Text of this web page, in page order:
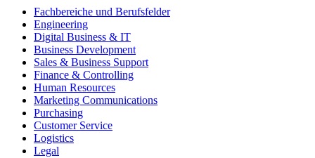
Fachbereiche und Berufsfelder
Engineering
Digital Business & IT
Business Development
Sales & Business Support
Finance & Controlling
Human Resources
Marketing Communications
Purchasing
Customer Service
Logistics
Legal